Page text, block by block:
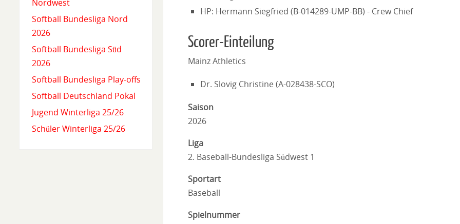
HP: Hermann Siegfried (B-014289-UMP-BB) - Crew Chief
Scorer-Einteilung
Mainz Athletics
Dr. Slovig Christine (A-028438-SCO)
Saison
2026
Liga
2. Baseball-Bundesliga Südwest 1
Sportart
Baseball
Spielnummer
Nordwest
Softball Bundesliga Nord
2026
Softball Bundesliga Süd
2026
Softball Bundesliga Play-offs
Softball Deutschland Pokal
Jugend Winterliga 25/26
Schüler Winterliga 25/26